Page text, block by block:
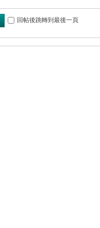
回帖後跳轉到最後一頁